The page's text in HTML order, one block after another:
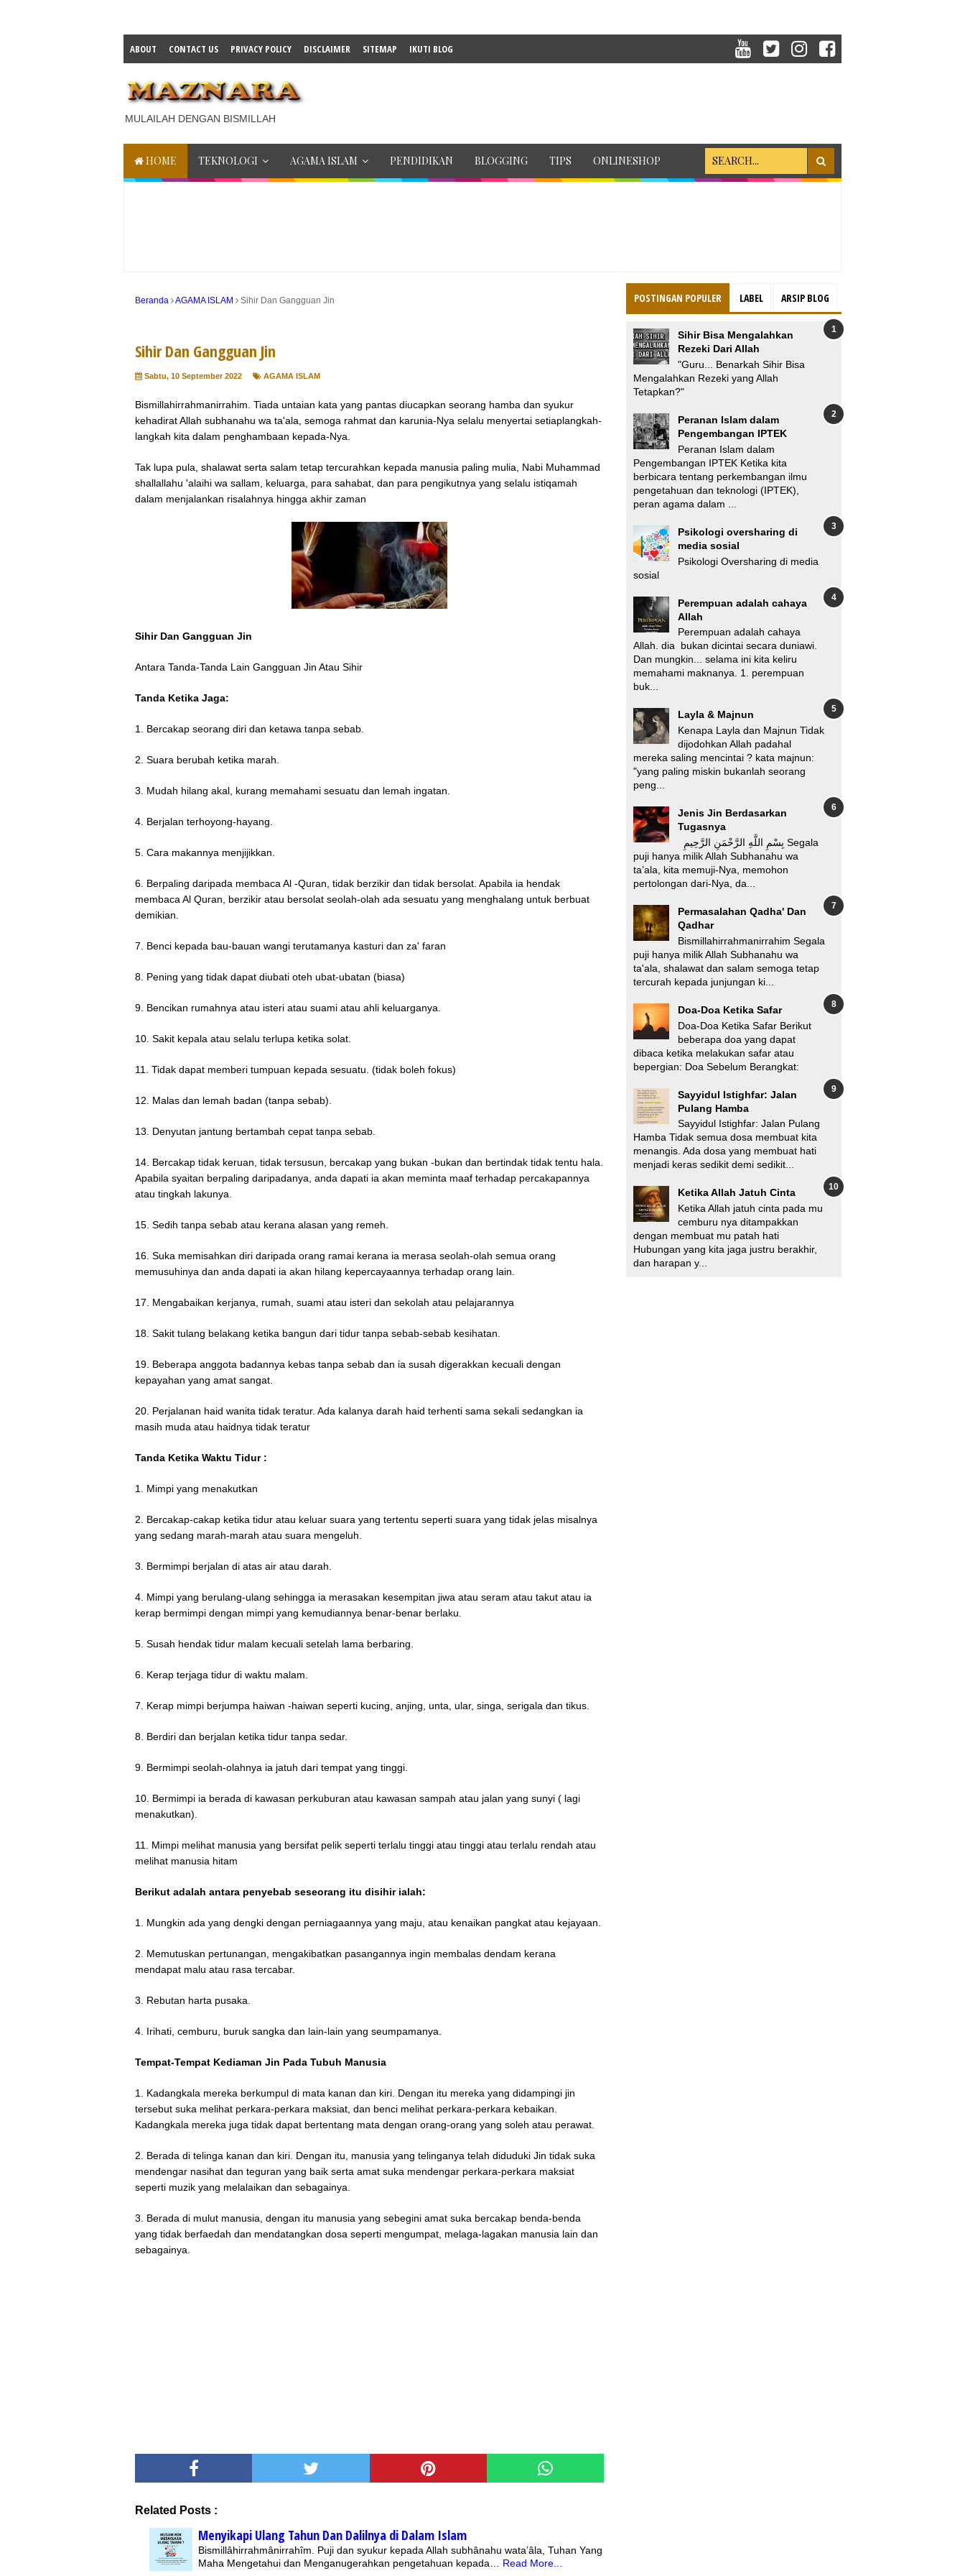
ABOUT CONTACT US PRIVACY POLICY DISCLAIMER SITEMAP IKUTI BLOG
MULAILAH DENGAN BISMILLAH
HOME TEKNOLOGI AGAMA ISLAM PENDIDIKAN BLOGGING TIPS ONLINESHOP
Beranda AGAMA ISLAM Sihir Dan Gangguan Jin
Sihir Dan Gangguan Jin
Sabtu, 10 September 2022 AGAMA ISLAM
Bismillahirrahmanirrahim. Tiada untaian kata yang pantas diucapkan seorang hamba dan syukur
kehadirat Allah subhanahu wa ta'ala, semoga rahmat dan karunia-Nya selalu menyertai setiaplangkah-
langkah kita dalam penghambaan kepada-Nya.
Tak lupa pula, shalawat serta salam tetap tercurahkan kepada manusia paling mulia, Nabi Muhammad
shallallahu 'alaihi wa sallam, keluarga, para sahabat, dan para pengikutnya yang selalu istiqamah
dalam menjalankan risalahnya hingga akhir zaman
Sihir Dan Gangguan Jin
Antara Tanda-Tanda Lain Gangguan Jin Atau Sihir
Tanda Ketika Jaga:
1. Bercakap seorang diri dan ketawa tanpa sebab.
2. Suara berubah ketika marah.
3. Mudah hilang akal, kurang memahami sesuatu dan lemah ingatan.
4. Berjalan terhoyong-hayang.
5. Cara makannya menjijikkan.
6. Berpaling daripada membaca Al -Quran, tidak berzikir dan tidak bersolat. Apabila ia hendak
membaca Al Quran, berzikir atau bersolat seolah-olah ada sesuatu yang menghalang untuk berbuat
demikian.
7. Benci kepada bau-bauan wangi terutamanya kasturi dan za' faran
8. Pening yang tidak dapat diubati oteh ubat-ubatan (biasa)
9. Bencikan rumahnya atau isteri atau suami atau ahli keluarganya.
10. Sakit kepala atau selalu terlupa ketika solat.
11. Tidak dapat memberi tumpuan kepada sesuatu. (tidak boleh fokus)
12. Malas dan lemah badan (tanpa sebab).
13. Denyutan jantung bertambah cepat tanpa sebab.
14. Bercakap tidak keruan, tidak tersusun, bercakap yang bukan -bukan dan bertindak tidak tentu hala.
Apabila syaitan berpaling daripadanya, anda dapati ia akan meminta maaf terhadap percakapannya
atau tingkah lakunya.
15. Sedih tanpa sebab atau kerana alasan yang remeh.
16. Suka memisahkan diri daripada orang ramai kerana ia merasa seolah-olah semua orang
memusuhinya dan anda dapati ia akan hilang kepercayaannya terhadap orang lain.
17. Mengabaikan kerjanya, rumah, suami atau isteri dan sekolah atau pelajarannya
18. Sakit tulang belakang ketika bangun dari tidur tanpa sebab-sebab kesihatan.
19. Beberapa anggota badannya kebas tanpa sebab dan ia susah digerakkan kecuali dengan
kepayahan yang amat sangat.
20. Perjalanan haid wanita tidak teratur. Ada kalanya darah haid terhenti sama sekali sedangkan ia
masih muda atau haidnya tidak teratur
Tanda Ketika Waktu Tidur :
1. Mimpi yang menakutkan
2. Bercakap-cakap ketika tidur atau keluar suara yang tertentu seperti suara yang tidak jelas misalnya
yang sedang marah-marah atau suara mengeluh.
3. Bermimpi berjalan di atas air atau darah.
4. Mimpi yang berulang-ulang sehingga ia merasakan kesempitan jiwa atau seram atau takut atau ia
kerap bermimpi dengan mimpi yang kemudiannya benar-benar berlaku.
5. Susah hendak tidur malam kecuali setelah lama berbaring.
6. Kerap terjaga tidur di waktu malam.
7. Kerap mimpi berjumpa haiwan -haiwan seperti kucing, anjing, unta, ular, singa, serigala dan tikus.
8. Berdiri dan berjalan ketika tidur tanpa sedar.
9. Bermimpi seolah-olahnya ia jatuh dari tempat yang tinggi.
10. Bermimpi ia berada di kawasan perkuburan atau kawasan sampah atau jalan yang sunyi ( lagi
menakutkan).
11. Mimpi melihat manusia yang bersifat pelik seperti terlalu tinggi atau tinggi atau terlalu rendah atau
melihat manusia hitam
Berikut adalah antara penyebab seseorang itu disihir ialah:
1. Mungkin ada yang dengki dengan perniagaannya yang maju, atau kenaikan pangkat atau kejayaan.
2. Memutuskan pertunangan, mengakibatkan pasangannya ingin membalas dendam kerana
mendapat malu atau rasa tercabar.
3. Rebutan harta pusaka.
4. Irihati, cemburu, buruk sangka dan lain-lain yang seumpamanya.
Tempat-Tempat Kediaman Jin Pada Tubuh Manusia
1. Kadangkala mereka berkumpul di mata kanan dan kiri. Dengan itu mereka yang didampingi jin
tersebut suka melihat perkara-perkara maksiat, dan benci melihat perkara-perkara kebaikan.
Kadangkala mereka juga tidak dapat bertentang mata dengan orang-orang yang soleh atau perawat.
2. Berada di telinga kanan dan kiri. Dengan itu, manusia yang telinganya telah diduduki Jin tidak suka
mendengar nasihat dan teguran yang baik serta amat suka mendengar perkara-perkara maksiat
seperti muzik yang melalaikan dan sebagainya.
3. Berada di mulut manusia, dengan itu manusia yang sebegini amat suka bercakap benda-benda
yang tidak berfaedah dan mendatangkan dosa seperti mengumpat, melaga-lagakan manusia lain dan
sebagainya.
Related Posts :
Menyikapi Ulang Tahun Dan Dalilnya di Dalam Islam
Bismillâhirrahmânirrahîm. Puji dan syukur kepada Allah subhânahu wata’âla, Tuhan Yang
Maha Mengetahui dan Menganugerahkan pengetahuan kepada… Read More...
POSTINGAN POPULER LABEL ARSIP BLOG
Sihir Bisa Mengalahkan
Rezeki Dari Allah
"Guru... Benarkah Sihir Bisa
Mengalahkan Rezeki yang Allah
Tetapkan?"
Peranan Islam dalam
Pengembangan IPTEK
Peranan Islam dalam
Pengembangan IPTEK Ketika kita
berbicara tentang perkembangan ilmu
pengetahuan dan teknologi (IPTEK),
peran agama dalam ...
Psikologi oversharing di
media sosial
Psikologi Oversharing di media
sosial
Perempuan adalah cahaya
Allah
Perempuan adalah cahaya
Allah. dia bukan dicintai secara duniawi.
Dan mungkin... selama ini kita keliru
memahami maknanya. 1. perempuan
buk...
Layla & Majnun
Kenapa Layla dan Majnun Tidak
dijodohkan Allah padahal
mereka saling mencintai ? kata majnun:
"yang paling miskin bukanlah seorang
peng...
Jenis Jin Berdasarkan
Tugasnya
puji hanya milik Allah Subhanahu wa
ta’ala, kita memuji-Nya, memohon
pertolongan dari-Nya, da...
Permasalahan Qadha' Dan
Qadhar
Bismillahirrahmanirrahim Segala
puji hanya milik Allah Subhanahu wa
ta'ala, shalawat dan salam semoga tetap
tercurah kepada junjungan ki...
Doa-Doa Ketika Safar
Doa-Doa Ketika Safar Berikut
beberapa doa yang dapat
dibaca ketika melakukan safar atau
bepergian: Doa Sebelum Berangkat:
Sayyidul Istighfar: Jalan
Pulang Hamba
Sayyidul Istighfar: Jalan Pulang
Hamba Tidak semua dosa membuat kita
menangis. Ada dosa yang membuat hati
menjadi keras sedikit demi sedikit...
Ketika Allah Jatuh Cinta
Ketika Allah jatuh cinta pada mu
cemburu nya ditampakkan
dengan membuat mu patah hati
Hubungan yang kita jaga justru berakhir,
dan harapan y...